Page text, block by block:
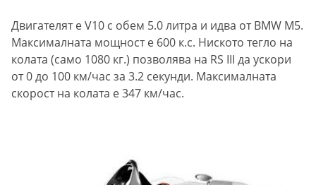
Двигателят e V10 с обем 5.0 литра и идва от BMW M5.
Максималната мощност е 600 к.с. Ниското тегло на
колата (само 1080 кг.) позволява на RS III да ускори
от 0 до 100 км/час за 3.2 секунди. Макcималната
скорост на колата е 347 км/час.